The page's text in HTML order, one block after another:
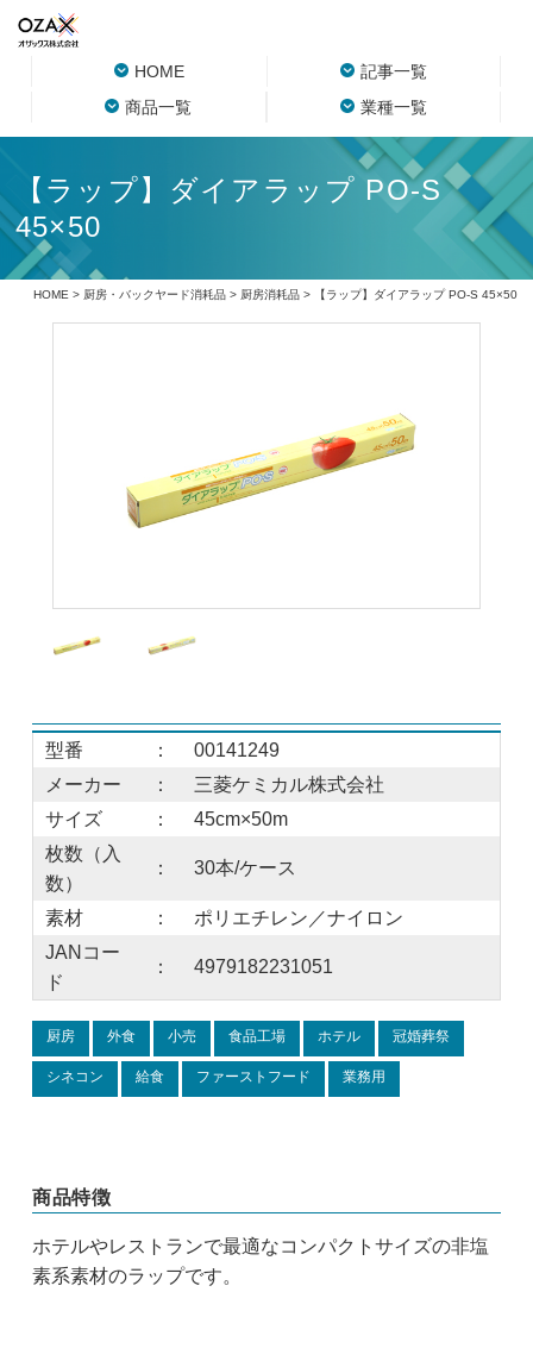
HOME
記事一覧
商品一覧
業種一覧
【ラップ】ダイアラップ PO-S
45×50
HOME > 厨房・バックヤード消耗品> 厨房消耗品> 【ラップ】ダイアラップ PO-S 45×50
型番 ：
00141249
メーカー
：
三菱ケミカル株式会社
サイズ
：
45cm×50m
枚数（入
数）
： 30本/ケース
素材 ：
ポリエチレン／ナイロン
JANコー
ド
： 4979182231051
厨房 外食 小売 食品工場 ホテル 冠婚葬祭
シネコン 給食 ファーストフード 業務用
商品特徴
ホテルやレストランで最適なコンパクトサイズの非塩
素系素材のラップです。